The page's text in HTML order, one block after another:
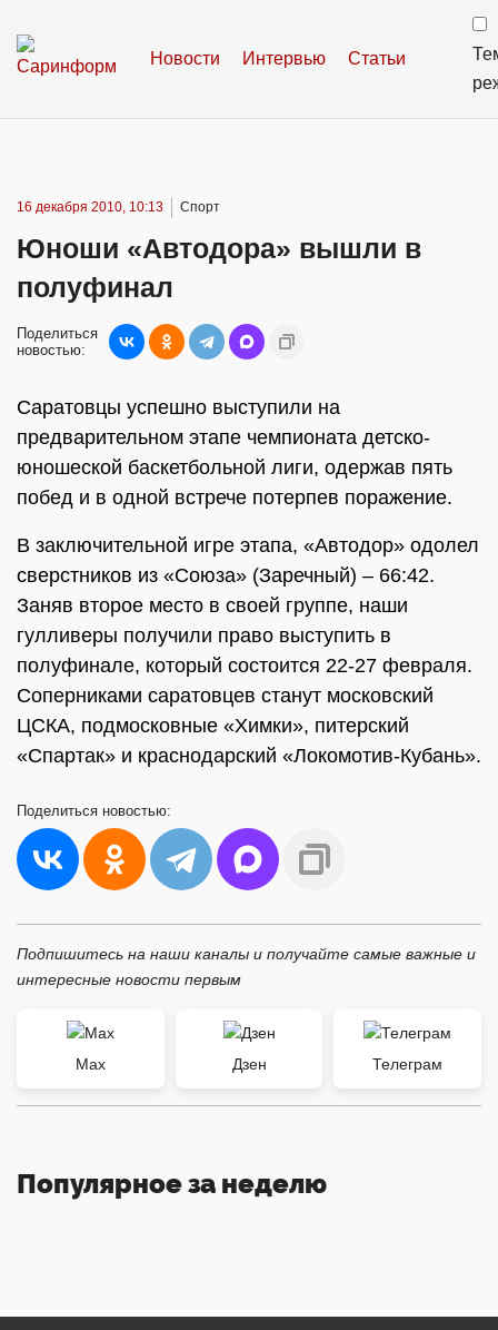
Новости Интервью Статьи
16 декабря 2010, 10:13 Спорт
Юноши «Автодора» вышли в
полуфинал
Поделиться
новостью:
Саратовцы успешно выступили на
предварительном этапе чемпионата детско-
юношеской баскетбольной лиги, одержав пять
побед и в одной встрече потерпев поражение.
В заключительной игре этапа, «Автодор» одолел
сверстников из «Союза» (Заречный) – 66:42.
Заняв второе место в своей группе, наши
гулливеры получили право выступить в
полуфинале, который состоится 22-27 февраля.
Соперниками саратовцев станут московский
ЦСКА, подмосковные «Химки», питерский
«Спартак» и краснодарский «Локомотив-Кубань».
Поделиться новостью:
Подпишитесь на наши каналы и получайте самые важные и
интересные новости первым
Max Дзен Телеграм
Популярное за неделю